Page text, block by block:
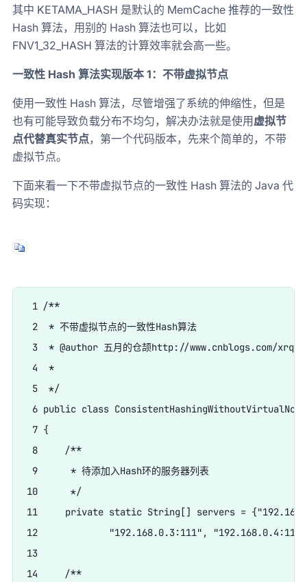
其中 KETAMA_HASH 是默认的 MemCache 推荐的一致性
Hash 算法，用别的 Hash 算法也可以，比如
FNV1_32_HASH 算法的计算效率就会高一些。
一致性 Hash 算法实现版本 1：不带虚拟节点
使用一致性 Hash 算法，尽管增强了系统的伸缩性，但是
也有可能导致负载分布不均匀，解决办法就是使用虚拟节
点代替真实节点，第一个代码版本，先来个简单的，不带
虚拟节点。
下面来看一下不带虚拟节点的一致性 Hash 算法的 Java 代
码实现：
1 /**
2  * 不带虚拟节点的一致性Hash算法
3  * @author 五月的仓颉http://www.cnblogs.com/
4  *
5  */
6 public class ConsistentHashingWithoutVirtualNode
7 {
8     /**
9      * 待添加入Hash环的服务器列表
10      */
11     private static String[] servers =
12             "192.168.0.3:111",
13
14     /**